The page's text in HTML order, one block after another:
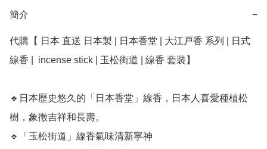
簡介 −
代購【 日本 直送 日本製 | 日本香堂 | 大江戸香 系列 | 日式
線香 |  incense stick | 玉松街道 | 線香 套裝】﻿
🔹日本歷史悠久的「日本香堂」線香，日本人喜愛種植松
樹，象徵吉祥和長壽。
🔹「玉松街道」線香氣味清新寧神